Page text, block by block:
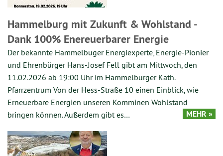
Hammelburg mit Zukunft & Wohlstand -
Dank 100% Enereuerbarer Energie
Der bekannte Hammelbuger Energiexperte, Energie-Pionier
und Ehrenbürger Hans-Josef Fell gibt am Mittwoch, den
11.02.2026 ab 19:00 Uhr im Hammelburger Kath.
Pfarrzentrum Von der Hess-Straße 10 einen Einblick, wie
Erneuerbare Energien unseren Komminen Wohlstand
bringen können. Außerdem gibt es…
MEHR »